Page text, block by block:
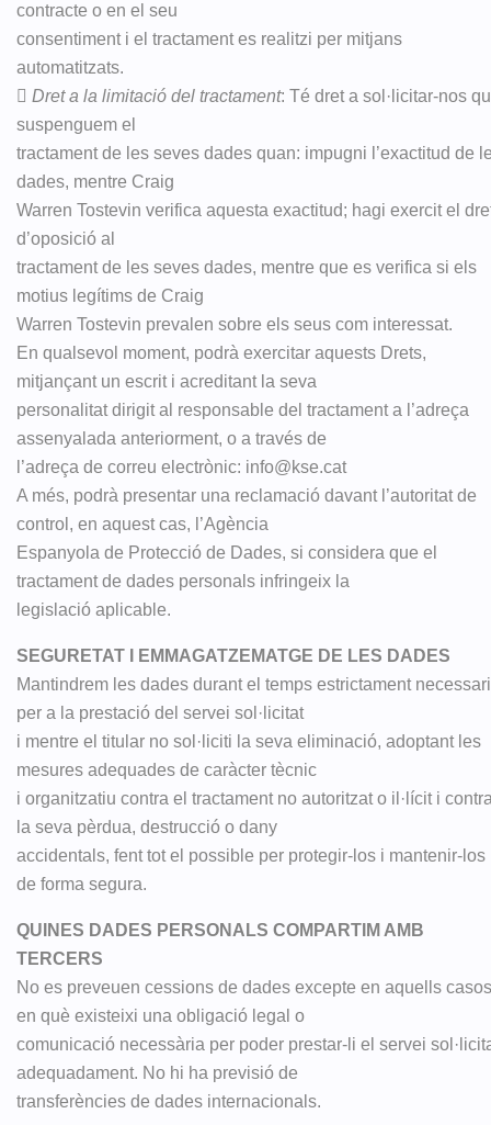
contracte o en el seu
consentiment i el tractament es realitzi per mitjans
automatitzats.
 Dret a la limitació del tractament: Té dret a sol·licitar-nos
suspenguem el
tractament de les seves dades quan: impugni l’exactitud de
dades, mentre Craig
Warren Tostevin verifica aquesta exactitud; hagi exercit el
d’oposició al
tractament de les seves dades, mentre que es verifica si els
motius legítims de Craig
Warren Tostevin prevalen sobre els seus com interessat.
En qualsevol moment, podrà exercitar aquests Drets,
mitjançant un escrit i acreditant la seva
personalitat dirigit al responsable del tractament a l’adreça
assenyalada anteriorment, o a través de
l’adreça de correu electrònic: info@kse.cat
A més, podrà presentar una reclamació davant l’autoritat de
control, en aquest cas, l’Agència
Espanyola de Protecció de Dades, si considera que el
tractament de dades personals infringeix la
legislació aplicable.
SEGURETAT I EMMAGATZEMATGE DE LES DADES
Mantindrem les dades durant el temps estrictament necessari
per a la prestació del servei sol·licitat
i mentre el titular no sol·liciti la seva eliminació, adoptant les
mesures adequades de caràcter tècnic
i organitzatiu contra el tractament no autoritzat o il·lícit i
la seva pèrdua, destrucció o dany
accidentals, fent tot el possible per protegir-los i mantenir-los
de forma segura.
QUINES DADES PERSONALS COMPARTIM AMB
TERCERS
No es preveuen cessions de dades excepte en aquells casos
en què existeixi una obligació legal o
comunicació necessària per poder prestar-li el servei
adequadament. No hi ha previsió de
transferències de dades internacionals.